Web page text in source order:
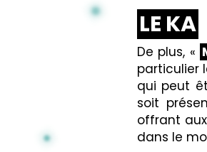
LE KA
De plus, «
particulier
qui peut
soit
offrant
dans le